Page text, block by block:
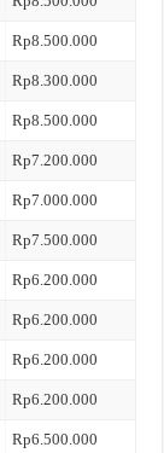
Rp8.500.000
Rp8.300.000
Rp8.500.000
Rp7.200.000
Rp7.000.000
Rp7.500.000
Rp6.200.000
Rp6.200.000
Rp6.200.000
Rp6.200.000
Rp6.500.000